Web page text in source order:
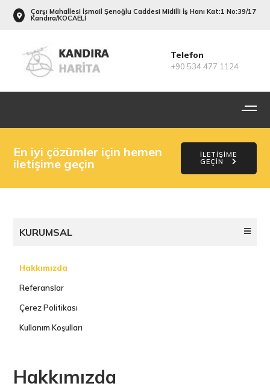
Çarşı Mahallesi İsmail Şenoğlu Caddesi Midilli İş Hanı Kat:1 No:39/17
Kandıra/KOCAELİ
Telefon
+90 534 477 1124
En iyi çözümler için hemen
iletişime geçin
İLETİŞİME
GEÇİN
KURUMSAL
Hakkımızda
Referanslar
Çerez Politikası
Kullanım Koşulları
Hakkımızda